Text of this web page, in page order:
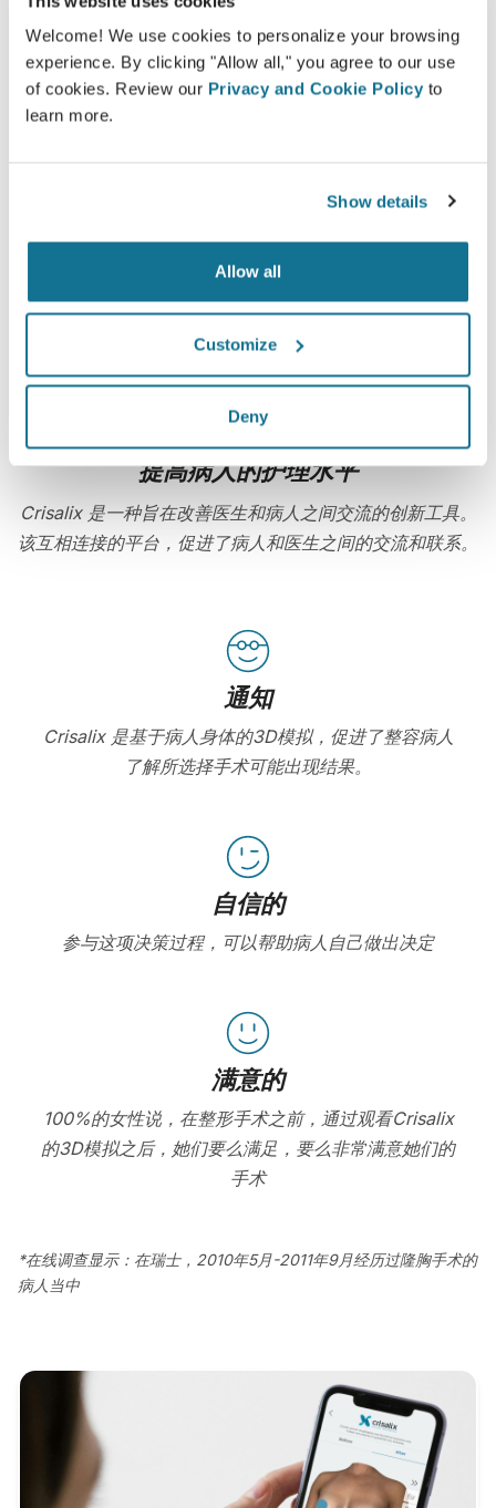
Welcome! We use cookies to personalize your browsing
experience. By clicking "Allow all," you agree to our use
of cookies. Review our Privacy and Cookie Policy to
learn more.
Show details
Allow all
Customize
Deny
在您下一次的预约，您将能够查看崭新的自己，同时可从
Dr Patrick van der Linde获得宝贵的建议。
现在就可以看到崭新的自己！
提高病人的护理水平
Crisalix 是一种旨在改善医生和病人之间交流的创新工具。
该互相连接的平台，促进了病人和医生之间的交流和联系。
通知
Crisalix 是基于病人身体的3D模拟，促进了整容病人
了解所选择手术可能出现结果。
自信的
参与这项决策过程，可以帮助病人自己做出决定
满意的
100%的女性说，在整形手术之前，通过观看Crisalix
的3D模拟之后，她们要么满足，要么非常满意她们的
手术
*在线调查显示：在瑞士，2010年5月-2011年9月经历过隆胸手术的
病人当中